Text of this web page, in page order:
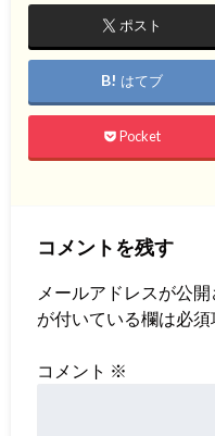
ポスト
はてブ
Pocket
コメントを残す
メールアドレスが公
が付いている欄は必須
コメント ※